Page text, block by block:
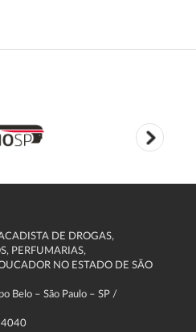
DE DROGAS,
PERFUMARIAS,
NO ESTADO DE SÃO
Belo – São Paulo – SP /
4040